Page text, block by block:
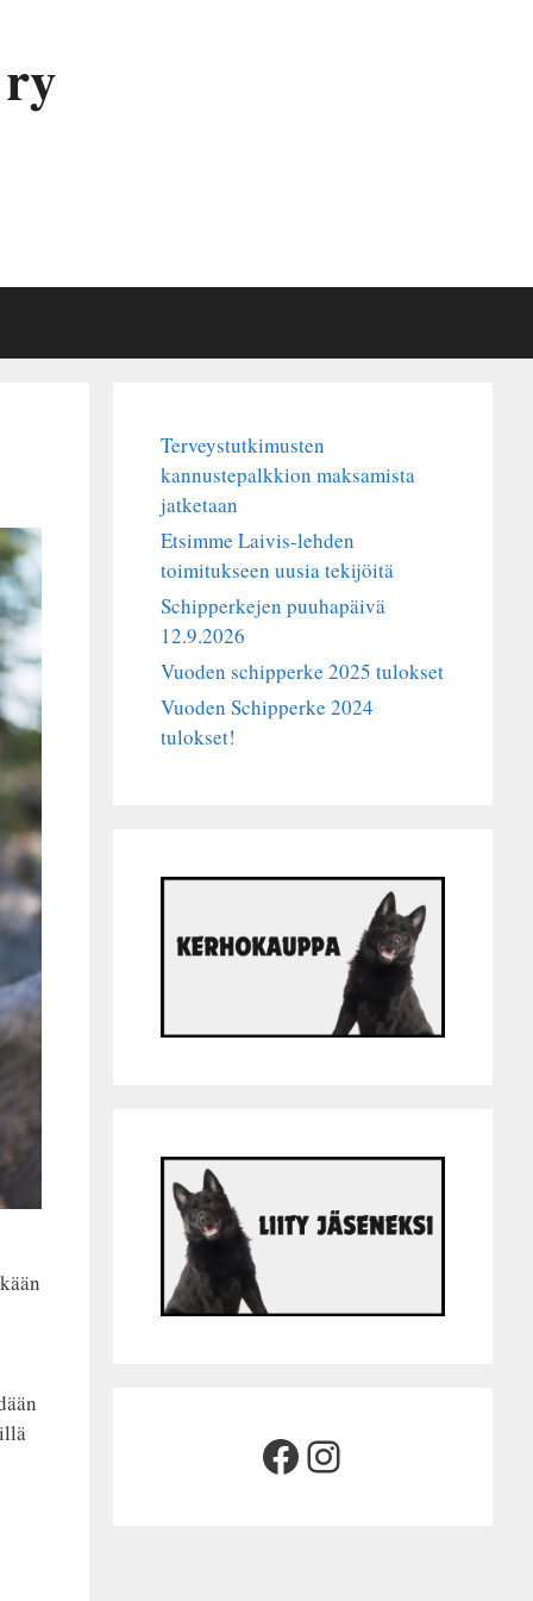
Terveystutkimusten
kannustepalkkion maksamista
jatketaan
Etsimme Laivis-lehden
toimitukseen uusia tekijöitä
Schipperkejen puuhapäivä
12.9.2026
Vuoden schipperke 2025 tulokset
Vuoden Schipperke 2024
tulokset!
Facebook
Instagram